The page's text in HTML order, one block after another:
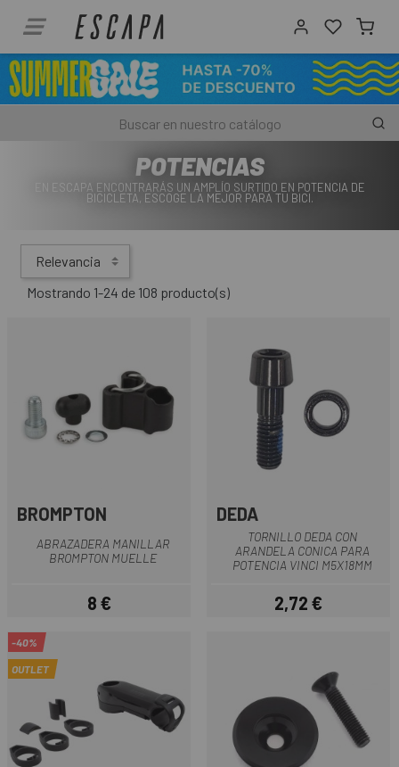
POTENCIAS
EN ESCAPA ENCONTRARÁS UN AMPLÍO SURTIDO EN POTENCIA DE
BICICLETA, ESCOGE LA MEJOR PARA TU BICI.
Relevancia
Mostrando 1-24 de 108 producto(s)
BROMPTON
ABRAZADERA MANILLAR
BROMPTON MUELLE
Precio
8 €
DEDA
TORNILLO DEDA CON
ARANDELA CONICA PARA
POTENCIA VINCI M5X18MM
Precio
2,72 €
-40%
OUTLET